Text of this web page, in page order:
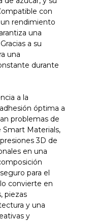
con
rendimiento
una
a su
una
durante
a la
óptima a
problemas de
Smart Materials,
3D de
en una
para el
convierte en
piezas
y una
y